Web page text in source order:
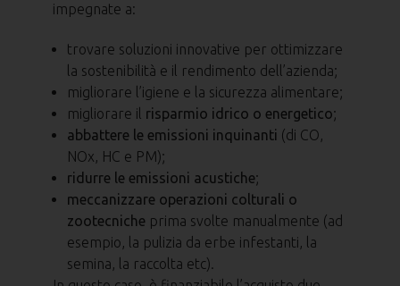
impegnate a:
trovare soluzioni innovative per ottimizzare
la sostenibilità e il rendimento dell’azienda;
migliorare l’igiene e la sicurezza alimentare;
migliorare il risparmio idrico o energetico;
abbattere le emissioni inquinanti (di CO,
NOx, HC e PM);
ridurre le emissioni acustiche;
meccanizzare operazioni colturali o
zootecniche prima svolte manualmente (ad
esempio, la pulizia da erbe infestanti, la
semina, la raccolta etc).